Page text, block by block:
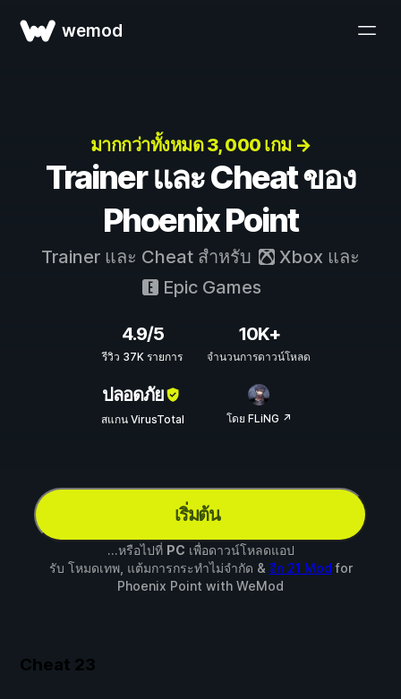
wemod
มากกว่าทั้งหมด 3, 000 เกม →
Trainer และ Cheat ของ
Phoenix Point
Trainer และ Cheat สำหรับ Xbox และ
Epic Games
4.9/5
รีวิว 37K รายการ
10K+
จำนวนการดาวน์โหลด
ปลอดภัย
สแกน VirusTotal โดย FLiNG ↗
เริ่มต้น
...หรือไปที่ PC เพื่อดาวน์โหลดแอป
รับ โหมดเทพ, แต้มการกระทำไม่จำกัด & อีก 21 Mod for
Phoenix Point with WeMod
Cheat 23